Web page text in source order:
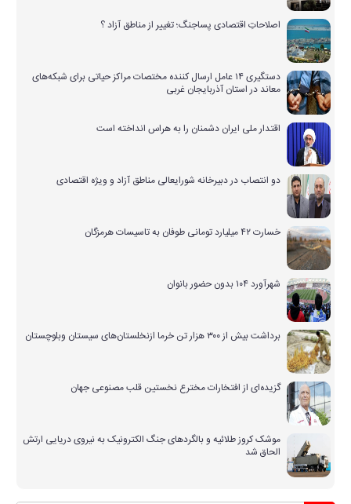
اصلاحاتِ اقتصادی پساجنگ؛ تغییر از مناطق آزاد ؟
دستگیری ۱۴ عامل ارسال کننده مختصات مراکز حیاتی برای شبکه‌های
معاند در استان آذربایجان غربی
اقتدار ملی ایران دشمنان را به هراس انداخته است
دو انتصاب در دبیرخانه شورایعالی مناطق آزاد و ویژه اقتصادی
خسارت ۴۲ میلیارد تومانی طوفان به تاسیسات هرمزگان
شهرآورد ۱۰۴ بدون حضور بانوان
برداشت بیش از ۳۰۰ هزار تن خرما ازنخلستان‌های سیستان وبلوچستان
گزیده‌ای از افتخارات مخترع نخستین قلب مصنوعی جهان
موشک کروز طلائیه و بالگردهای جنگ الکترونیک به نیروی دریایی ارتش
الحاق شد